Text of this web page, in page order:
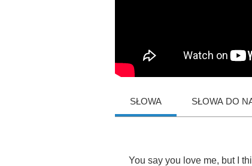
SŁOWA SŁOWA DO
You say you love me, but